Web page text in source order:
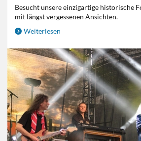
Besucht unsere einzigartige historische
mit längst vergessenen Ansichten.
Weiterlesen